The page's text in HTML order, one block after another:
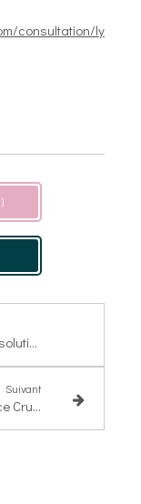
consultation/ly
Règles Douloureuses : Des solutions naturelles existent !
Suivant
Salade Quinoa, Pois Chiches & Sauce Crunchy Tahini